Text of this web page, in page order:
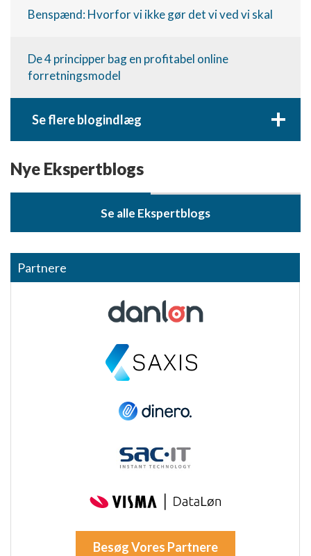
Benspænd: Hvorfor vi ikke gør det vi ved vi skal
De 4 principper bag en profitabel online
forretningsmodel
Se flere blogindlæg +
Nye Ekspertblogs
Se alle Ekspertblogs
Partnere
Besøg Vores Partnere